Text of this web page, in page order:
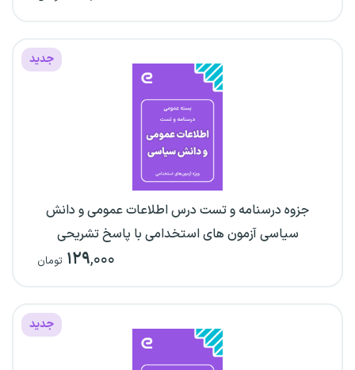
جدید
جزوه درسنامه و تست درس اطلاعات عمومی و دانش
سیاسی آزمون های استخدامی با پاسخ تشریحی
۱۲۹,۰۰۰ تومان
جدید